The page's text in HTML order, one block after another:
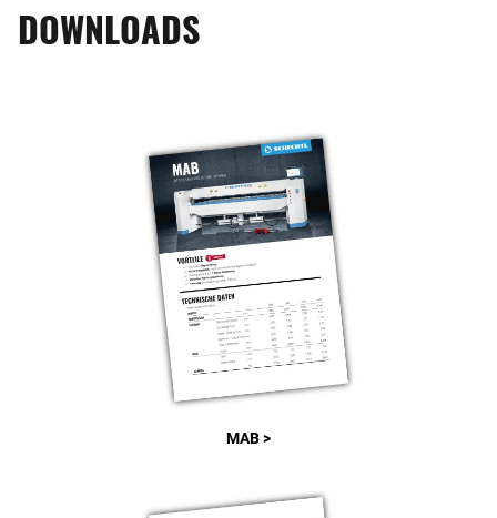
DOWNLOADS
MAB >